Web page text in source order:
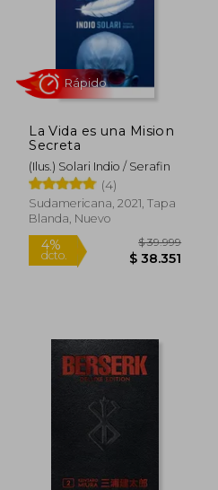
50%
dcto. $ 60.341
La Vida es una Mision
Secreta
(Ilus.) Solari Indio / Serafin
(4)
Sudamericana, 2021, Tapa
Blanda, Nuevo
Rápido